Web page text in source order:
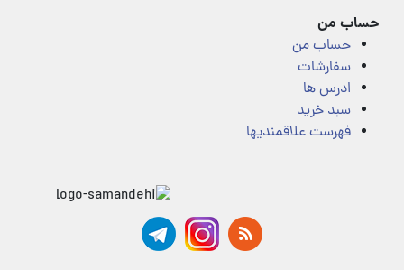
حساب من
حساب من
سفارشات
ادرس ها
سبد خرید
فهرست علاقمندیها